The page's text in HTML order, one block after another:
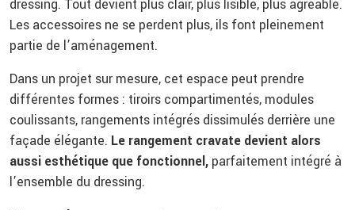
dressing. Tout devient plus clair, plus lisible, plus agréable.
Les accessoires ne se perdent plus, ils font pleinement
partie de l’aménagement.
Dans un projet sur mesure, cet espace peut prendre
différentes formes : tiroirs compartimentés, modules
coulissants, rangements intégrés dissimulés derrière une
façade élégante. Le rangement cravate devient alors
aussi esthétique que fonctionnel, parfaitement intégré à
l’ensemble du dressing.